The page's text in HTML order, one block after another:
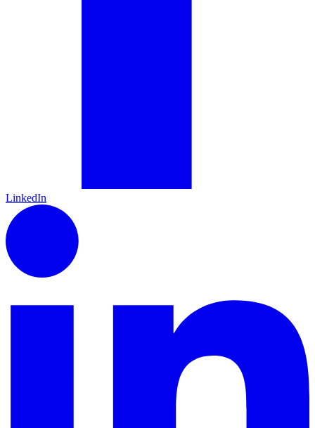
LinkedIn